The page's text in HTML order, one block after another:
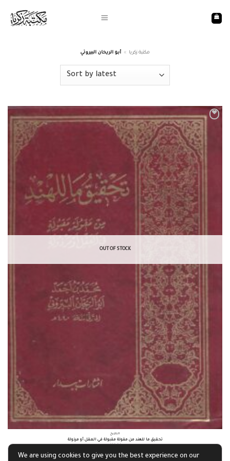
content
مكتبة زكريا » أبو الريحان البيروتي
OUT OF STOCK
التاريخ
تحقيق ما للهند من مقولة مقبولة في العقل أو مرذولة
£21.14
Read more
We are using cookies to give you the best experience on our